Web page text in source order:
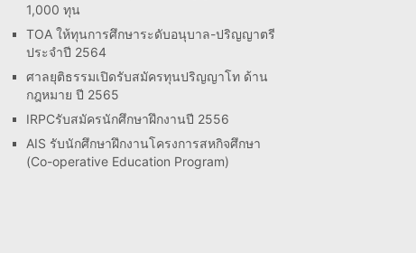
1,000 ทุน
TOA ให้ทุนการศึกษาระดับอนุบาล-ปริญญาตรี
ประจำปี 2564
ศาลยุติธรรมเปิดรับสมัครทุนปริญญาโท ด้าน
กฎหมาย ปี 2565
IRPCรับสมัครนักศึกษาฝึกงานปี 2556
AIS รับนักศึกษาฝึกงานโครงการสหกิจศึกษา
(Co-operative Education Program)